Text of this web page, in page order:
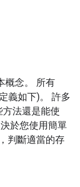
概念。 所有
義如下)。 許多
法還是能使
於您使用簡單
判斷適當的存